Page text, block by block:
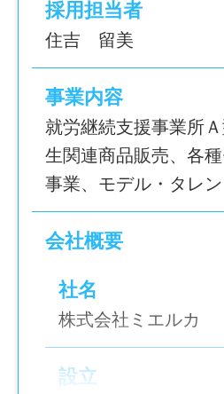
【 おすすめPOINT3選
レストランからは錦江
ガラス張りの客席や
境です。
ビタミンカラーの店
パフェやフルーツサ
われます。
③ 水族館を自由に観
採用担当者
住吉 留美
事業内容
就労継続支援事業所
生関連商品販売、各
事業、モデル・タレ
会社概要
社名
株式会社ミエルカ
設立